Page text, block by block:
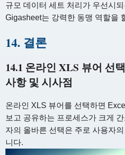
규모 데이터 세트 처리가 우선시
Gigasheet는 강력한 동맹 역할을
14. 결론
14.1 온라인 XLS 뷰어 선
사항 및 시사점
온라인 XLS 뷰어를 선택하면
보고 공유하는 프로세스가 크게
자의 올바른 선택은 주로 사용자
니다.